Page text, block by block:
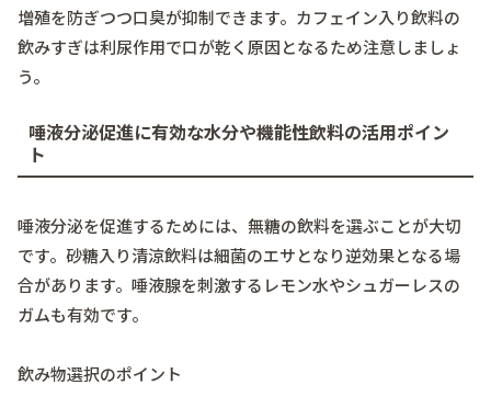
増殖を防ぎつつ口臭が抑制できます。カフェイン入り飲料の
飲みすぎは利尿作用で口が乾く原因となるため注意しましょ
う。
唾液分泌促進に有効な水分や機能性飲料の活用ポイン
ト
唾液分泌を促進するためには、無糖の飲料を選ぶことが大切
です。砂糖入り清涼飲料は細菌のエサとなり逆効果となる場
合があります。唾液腺を刺激するレモン水やシュガーレスの
ガムも有効です。
飲み物選択のポイント